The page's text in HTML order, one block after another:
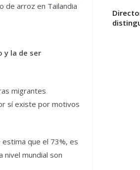
de arroz en Tailandia
y la de ser
migrantes
sí existe por motivos
estima que el 73%, es
mundial son